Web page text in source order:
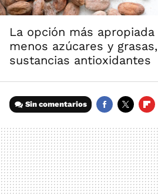
La opción más
menos azúcares y
sustancias antioxidantes
Sin comentarios